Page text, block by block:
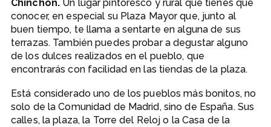
Chinchón. Un lugar pintoresco y rural que tienes que
conocer, en especial su Plaza Mayor que, junto al
buen tiempo, te llama a sentarte en alguna de sus
terrazas. También puedes probar a degustar alguno
de los dulces realizados en el pueblo, que
encontrarás con facilidad en las tiendas de la plaza.
Está considerado uno de los pueblos más bonitos, no
solo de la Comunidad de Madrid, sino de España. Sus
calles, la plaza, la Torre del Reloj o la Casa de la